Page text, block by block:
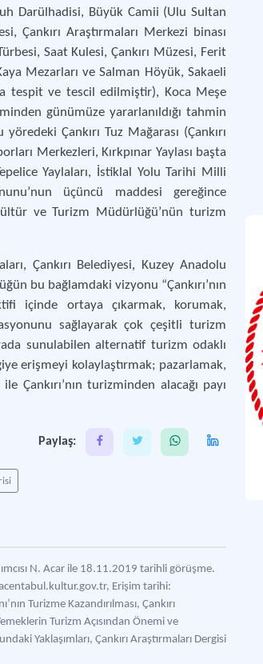
Darülhadisi, Büyük Camii (Ulu Sultan
Çankırı Araştırmaları Merkezi binası
Saat Kulesi, Çankırı Müzesi, Ferit
Mezarları ve Salman Höyük, Sakaeli
tespit ve tescil edilmiştir), Koca Meşe
günümüze yararlanıldığı tahmin
Çankırı Tuz Mağarası (Çankırı
Merkezleri, Kırkpınar Yaylası başta
Yaylaları, İstiklal Yolu Tarihi Milli
üçüncü maddesi gereğince
ve Turizm Müdürlüğü’nün turizm
Çankırı Belediyesi, Kuzey Anadolu
bu bağlamdaki vizyonu “Çankırı’nın
içinde ortaya çıkarmak, korumak,
sağlayarak çok çeşitli turizm
sunulabilen alternatif turizm odaklı
erişmeyi kolaylaştırmak; pazarlamak,
turizminden alacağı payı
Paylaş:
N. Acar ile 18.11.2019 tarihli görüşme.
Erişim tarihi:
Turizme Kazandırılması, Çankırı
Turizm Açısından Önemi ve
Yaklaşımları, Çankırı Araştırmaları Dergisi